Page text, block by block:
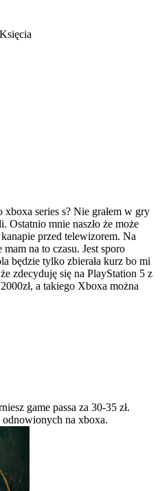
series s? Nie grałem w gry
Ostatnio mnie naszło że może
przed telewizorem. Na
na to czasu. Jest sporo
będzie tylko zbierała kurz bo mi
zdecyduję się na PlayStation 5 z
a takiego Xboxa można
game passa za 30-35 zł.
odnowionych na xboxa.